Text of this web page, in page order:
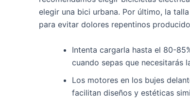
elegir una bici urbana. Por último, la
para evitar dolores repentinos
Intenta cargarla hasta el 80-
cuando sepas que necesitarás
Los motores en los bujes
facilitan diseños y estéticas